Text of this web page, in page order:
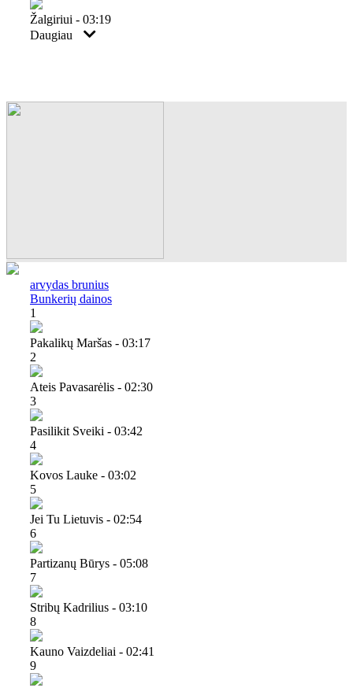
Žalgiriui - 03:19
Daugiau
arvydas brunius
Bunkerių dainos
1
Pakalikų Maršas - 03:17
2
Ateis Pavasarėlis - 02:30
3
Pasilikit Sveiki - 03:42
4
Kovos Lauke - 03:02
5
Jei Tu Lietuvis - 02:54
6
Partizanų Būrys - 05:08
7
Stribų Kadrilius - 03:10
8
Kauno Vaizdeliai - 02:41
9